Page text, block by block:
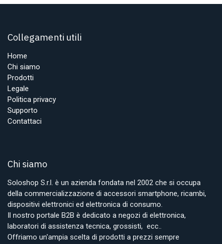
Collegamenti utili
Home
Chi siamo
Prodotti
Legale
Politica privacy
Supporto
Contattaci
Chi siamo
Soloshop S.r.l. è un azienda fondata nel 2002 che si occupa
della commercializzazione di accessori smartphone, ricambi,
dispositivi elettronici ed elettronica di consumo.
Il nostro portale B2B è dedicato a negozi di elettronica,
laboratori di assistenza tecnica, grossisti, ecc..
Offriamo un'ampia scelta di prodotti a prezzi sempre